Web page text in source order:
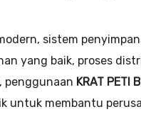
sistem
yang baik, proses
penggunaan KRAT PETI
untuk membantu